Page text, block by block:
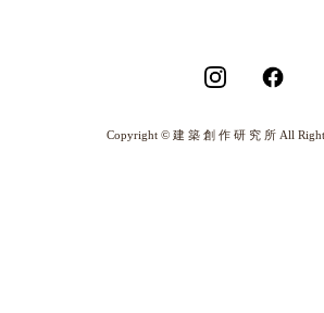
Copyright © 建 築 創 作 研 究 所 All